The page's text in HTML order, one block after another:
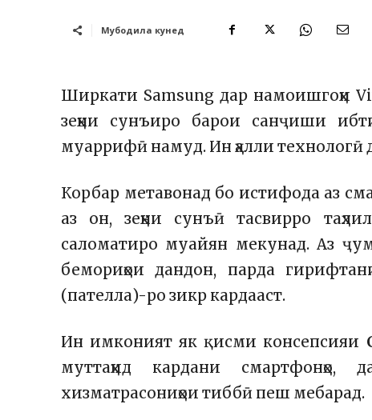
Мубодила кунед
Ширкати Samsung дар намоишгоҳи
зеҳни сунъиро барои санҷиши
муаррифӣ намуд. Ин ҳалли технологӣ
Корбар метавонад бо истифода аз
аз он, зеҳни сунъӣ тасвирро
саломатиро муайян мекунад. Аз
бемориҳои дандон, парда
(пателла)-ро зикр кардааст.
Ин имконият як қисми консепсияи
муттаҳид кардани смартфонҳо,
хизматрасониҳои тиббӣ пеш мебарад.